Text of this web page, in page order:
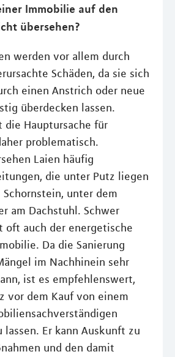
Immobilie auf den
übersehen?
werden vor allem durch
Schäden, da sie sich
einen Anstrich oder neue
überdecken lassen.
Hauptursache für
problematisch.
Laien häufig
die unter Putz liegen
Schornstein, unter dem
am Dachstuhl. Schwer
oft auch der energetische
Da die Sanierung
im Nachhinein sehr
ist es empfehlenswert,
vor dem Kauf von einem
lassen. Er kann Auskunft zu
und den damit